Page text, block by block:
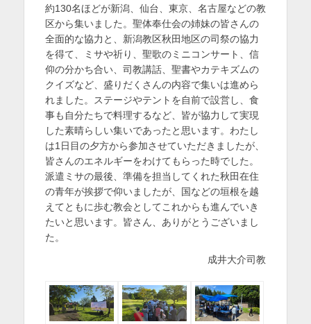
約130名ほどが新潟、仙台、東京、名古屋などの教
区から集いました。聖体奉仕会の姉妹の皆さんの
全面的な協力と、新潟教区秋田地区の司祭の協力
を得て、ミサや祈り、聖歌のミニコンサート、信
仰の分かち合い、司教講話、聖書やカテキズムの
クイズなど、盛りだくさんの内容で集いは進めら
れました。ステージやテントを自前で設営し、食
事も自分たちで料理するなど、皆が協力して実現
した素晴らしい集いであったと思います。わたし
は1日目の夕方から参加させていただきましたが、
皆さんのエネルギーをわけてもらった時でした。
派遣ミサの最後、準備を担当してくれた秋田在住
の青年が挨拶で仰いましたが、国などの垣根を越
えてともに歩む教会としてこれからも進んでいき
たいと思います。皆さん、ありがとうございまし
た。
成井大介司教